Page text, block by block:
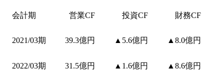
会計期 営業CF 投資CF 財務CF
2021/03期 39.3億円 ▲5.6億円 ▲8.0億円
2022/03期 31.5億円 ▲1.6億円 ▲8.6億円